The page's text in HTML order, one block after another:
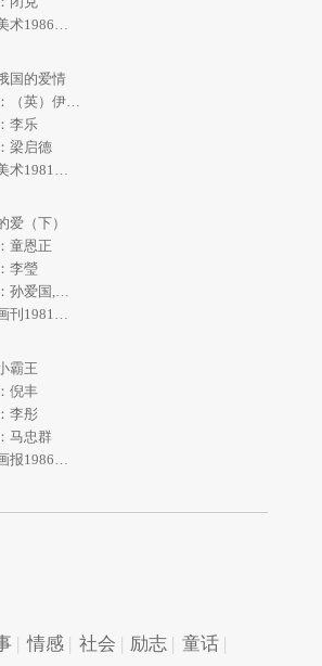
广西美术1986年4期
国的爱情
李乐
梁启德
爱（下）
童恩正
李瑩
绘画：孙爱国,张一民
求知画刊1981年2期
霸王
倪丰
李彤
马忠群
情感 社会 励志 童话